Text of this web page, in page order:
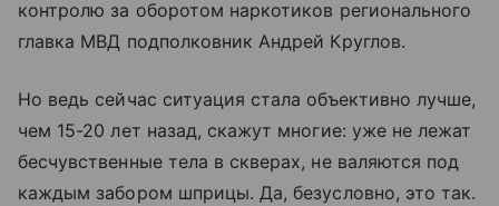
контролю за оборотом наркотиков регионального
главка МВД подполковник Андрей Круглов.
Но ведь сейчас ситуация стала объективно лучше,
чем 15-20 лет назад, скажут многие: уже не лежат
бесчувственные тела в скверах, не валяются под
каждым забором шприцы. Да, безусловно, это так.